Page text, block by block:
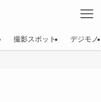
撮影スポット デジモノ